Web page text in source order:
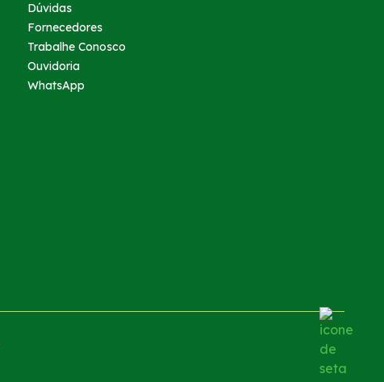
Dúvidas
Fornecedores
Trabalhe Conosco
Ouvidoria
WhatsApp